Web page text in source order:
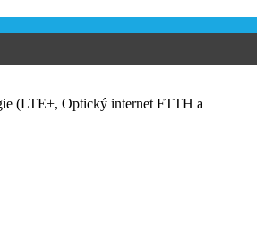
(LTE+, Optický internet FTTH a